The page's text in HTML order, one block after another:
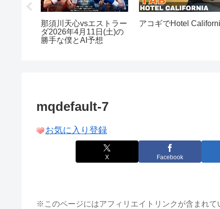
那須川天心vsエストラー
ダ2026年4月11日(土)の
勝手な僕とAI予想
アコギでHotel
mqdefault-7
お気に入り登録
X Facebook
※このページにはアフィリエイトリンクが含まれて